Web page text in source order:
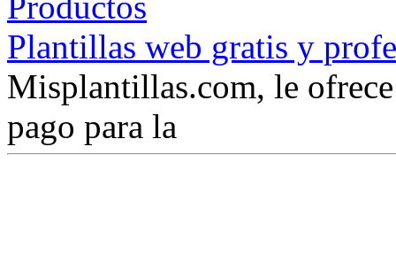
Plantillas web gratis y
Misplantillas.com, le
pago para la